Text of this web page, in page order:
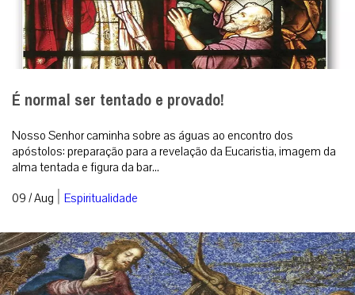
É normal ser tentado e provado!
Nosso Senhor caminha sobre as águas ao encontro dos
apóstolos: preparação para a revelação da Eucaristia, imagem da
alma tentada e figura da bar...
09 / Aug | Espiritualidade